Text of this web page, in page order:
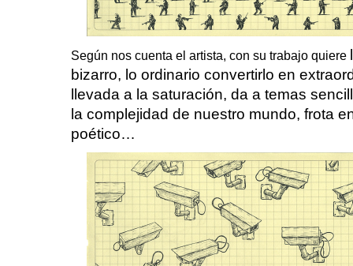
Según nos cuenta el artista, con su trabajo quiere
bizarro, lo ordinario convertirlo en
llevada a la saturación, da a temas
la complejidad de nuestro mundo, frota
poético…